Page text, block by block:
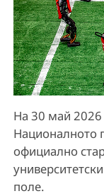
На 30 май 2026
Националното
официално
поле.